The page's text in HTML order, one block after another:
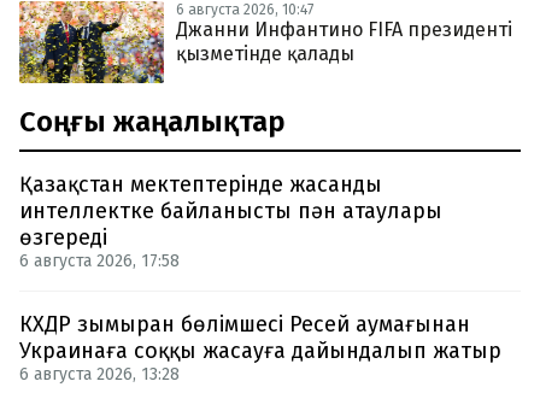
6 августа 2026, 10:47
Джанни Инфантино FIFA президенті
қызметінде қалады
Соңғы жаңалықтар
Қазақстан мектептерінде жасанды
интеллектке байланысты пән атаулары
өзгереді
6 августа 2026, 17:58
КХДР зымыран бөлімшесі Ресей аумағынан
Украинаға соққы жасауға дайындалып жатыр
6 августа 2026, 13:28